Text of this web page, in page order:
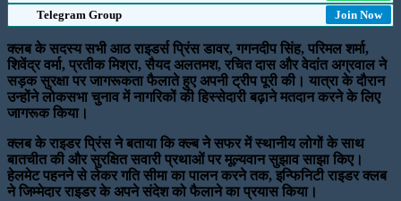
Telegram Group
Join Now
क्लब के सदस्य सभी आठ राइडर्स प्रिंस डावर, गगनदीप सिंह, परिमल शर्मा,
शिवेंद्र वर्मा, प्रतीक मिश्रा, सैयद अलतमश, रचित दास और वेदांत अग्रवाल ने
सड़क सुरक्षा पर जागरूकता फैलाते हुए अपनी ट्रीप पूरी की। यात्रा के दौरान
उन्होंने लोकसभा चुनाव में नागरिकों की हिस्सेदारी बढ़ाने मतदान करने के लिए
जागरूक किया।
क्लब के राइडर प्रिंस ने बताया कि क्ल्ब ने सफर में स्थानीय लोगों के साथ
बातचीत की और सुरक्षित सवारी प्रथाओं पर मूल्यवान सुझाव साझा किए।
हेलमेट पहनने से लेकर गति सीमा का पालन करने तक, इन्फिनिटी राइडर क्लब
ने जिम्मेदार राइडर के अपने संदेश को फैलाने का प्रयास किया।